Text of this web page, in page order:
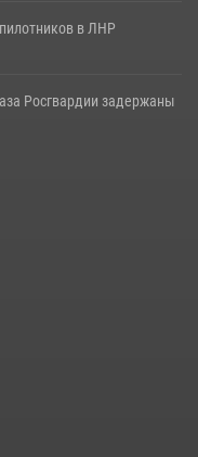
в ЛНР
Росгвардии задержаны